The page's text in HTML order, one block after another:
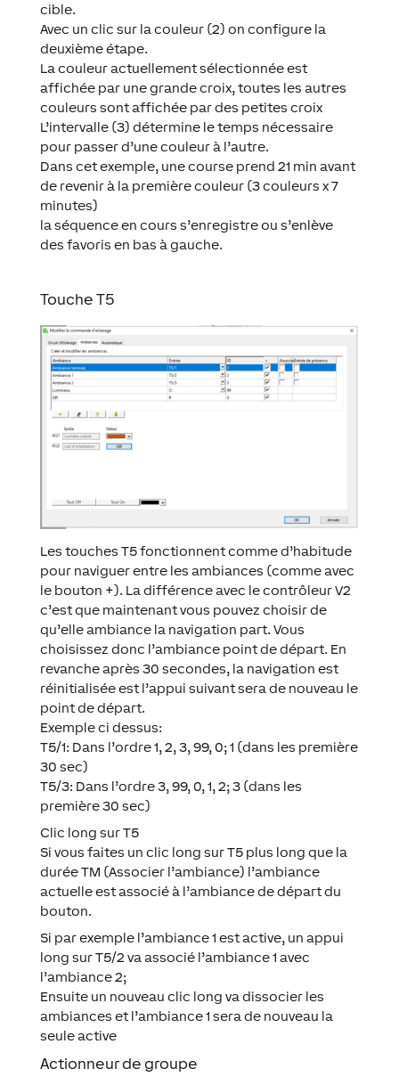
cible.
Avec un clic sur la couleur (2) on configure la
deuxième étape.
La couleur actuellement sélectionnée est
affichée par une grande croix, toutes les autres
couleurs sont affichée par des petites croix
L’intervalle (3) détermine le temps nécessaire
pour passer d’une couleur à l’autre.
Dans cet exemple, une course prend 21 min avant
de revenir à la première couleur (3 couleurs x 7
minutes)
la séquence en cours s’enregistre ou s’enlève
des favoris en bas à gauche.
Touche T5
Les touches T5 fonctionnent comme d’habitude
pour naviguer entre les ambiances (comme avec
le bouton +). La différence avec le contrôleur V2
c’est que maintenant vous pouvez choisir de
qu’elle ambiance la navigation part. Vous
choisissez donc l’ambiance point de départ. En
revanche après 30 secondes, la navigation est
réinitialisée est l’appui suivant sera de nouveau le
point de départ.
Exemple ci dessus:
T5/1: Dans l’ordre 1, 2, 3, 99, 0; 1 (dans les première
30 sec)
T5/3: Dans l’ordre 3, 99, 0, 1, 2; 3 (dans les
première 30 sec)
Clic long sur T5
Si vous faites un clic long sur T5 plus long que la
durée TM (Associer l’ambiance) l’ambiance
actuelle est associé à l’ambiance de départ du
bouton.
Si par exemple l’ambiance 1 est active, un appui
long sur T5/2 va associé l’ambiance 1 avec
l’ambiance 2;
Ensuite un nouveau clic long va dissocier les
ambiances et l’ambiance 1 sera de nouveau la
seule active
Actionneur de groupe